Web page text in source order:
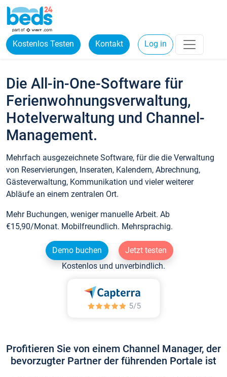
Kostenlos Testen Kontakt Log in
Die All-in-One-Software für
Ferienwohnungsverwaltung,
Hotelverwaltung und Channel-
Management.
Mehrfach ausgezeichnete Software, für die die Verwaltung
von Reservierungen, Inseraten, Kalendern, Abrechnung,
Gästeverwaltung, Kommunikation und vieler weiterer
Abläufe an einem zentralen Ort.
Mehr Buchungen, weniger manuelle Arbeit. Ab
€15,90/Monat. Mobilfreundlich. Mehrsprachig.
Demo buchen
Jetzt testen
Kostenlos und unverbindlich.
Profitieren Sie von einem Channel Manager, der
bevorzugter Partner der führenden Portale ist